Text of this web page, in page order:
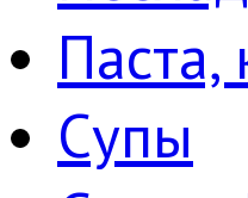
Паста,
Супы